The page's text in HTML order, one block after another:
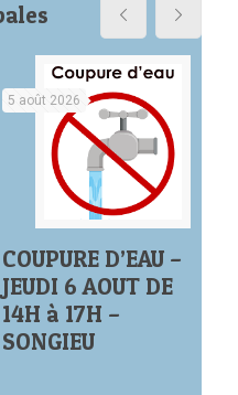
5 août 2026
COUPURE D’EAU –
JEUDI 6 AOUT DE
14H à 17H –
SONGIEU